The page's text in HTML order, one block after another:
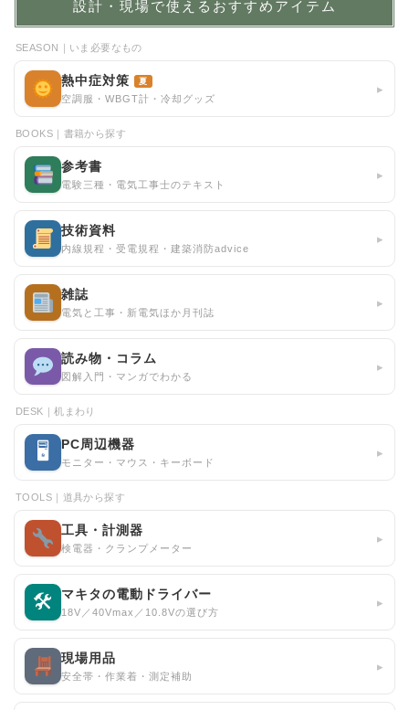
設計・現場で使えるおすすめアイテム
SEASON｜いま必要なもの
熱中症対策 夏
空調服・WBGT計・冷却グッズ
▸
BOOKS｜書籍から探す
参考書
電験三種・電気工事士のテキスト
▸
技術資料
内線規程・受電規程・建築消防advice
▸
雑誌
電気と工事・新電気ほか月刊誌
▸
読み物・コラム
図解入門・マンガでわかる
▸
DESK｜机まわり
🖥 PC周辺機器
モニター・マウス・キーボード
▸
TOOLS｜道具から探す
工具・計測器
検電器・クランプメーター
▸
🛠 マキタの電動ドライバー
18V／40Vmax／10.8Vの選び方
▸
現場用品
安全帯・作業着・測定補助
▸